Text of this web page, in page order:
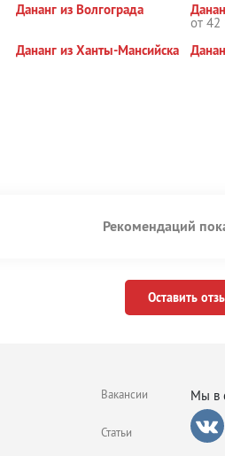
Дананг из Волгограда
от 42
Дананг из Ханты-Мансийска
Рекомендаций
Оставить
Вакансии
Статьи
Мы в